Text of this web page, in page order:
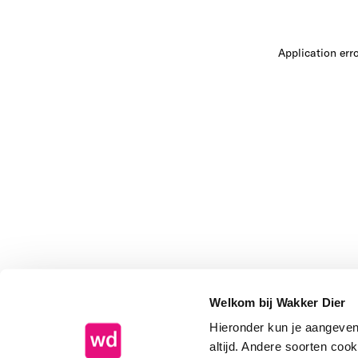
Welkom bij Wakker Dier
Hieronder kun je
altijd. Andere soorten
Application